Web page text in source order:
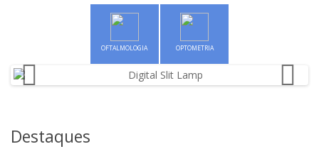
OFTALMOLOGIA OPTOMETRIA
Destaques